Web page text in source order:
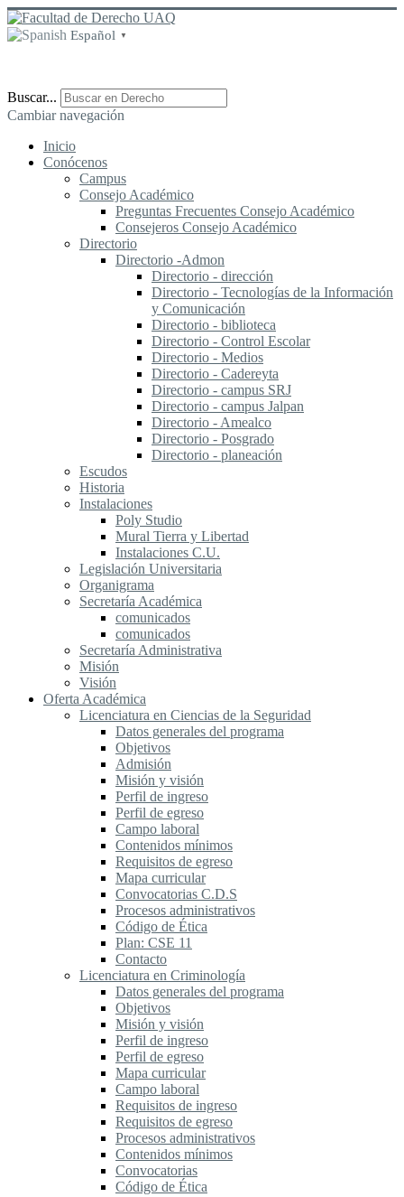
Español ▼
Buscar...
Cambiar navegación
Inicio
Conócenos
Campus
Consejo Académico
Preguntas Frecuentes Consejo Académico
Consejeros Consejo Académico
Directorio
Directorio -Admon
Directorio - dirección
Directorio - Tecnologías de la Información
y Comunicación
Directorio - biblioteca
Directorio - Control Escolar
Directorio - Medios
Directorio - Cadereyta
Directorio - campus SRJ
Directorio - campus Jalpan
Directorio - Amealco
Directorio - Posgrado
Directorio - planeación
Escudos
Historia
Instalaciones
Poly Studio
Mural Tierra y Libertad
Instalaciones C.U.
Legislación Universitaria
Organigrama
Secretaría Académica
comunicados
comunicados
Secretaría Administrativa
Misión
Visión
Oferta Académica
Licenciatura en Ciencias de la Seguridad
Datos generales del programa
Objetivos
Admisión
Misión y visión
Perfil de ingreso
Perfil de egreso
Campo laboral
Contenidos mínimos
Requisitos de egreso
Mapa curricular
Convocatorias C.D.S
Procesos administrativos
Código de Ética
Plan: CSE 11
Contacto
Licenciatura en Criminología
Datos generales del programa
Objetivos
Misión y visión
Perfil de ingreso
Perfil de egreso
Mapa curricular
Campo laboral
Requisitos de ingreso
Requisitos de egreso
Procesos administrativos
Contenidos mínimos
Convocatorias
Código de Ética